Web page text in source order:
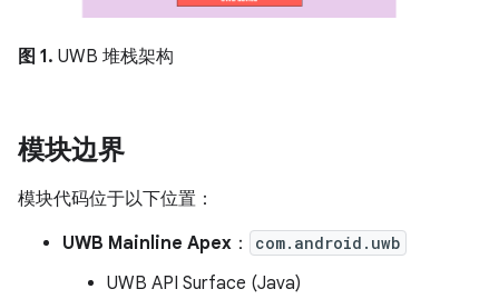
图 1. UWB 堆栈架构
模块边界
模块代码位于以下位置：
UWB Mainline Apex ： com.android.uwb
UWB API Surface (Java)